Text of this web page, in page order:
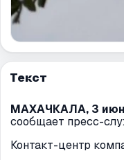
Текст
МАХАЧКАЛА, 3
сообщает пресс-
Контакт-центр